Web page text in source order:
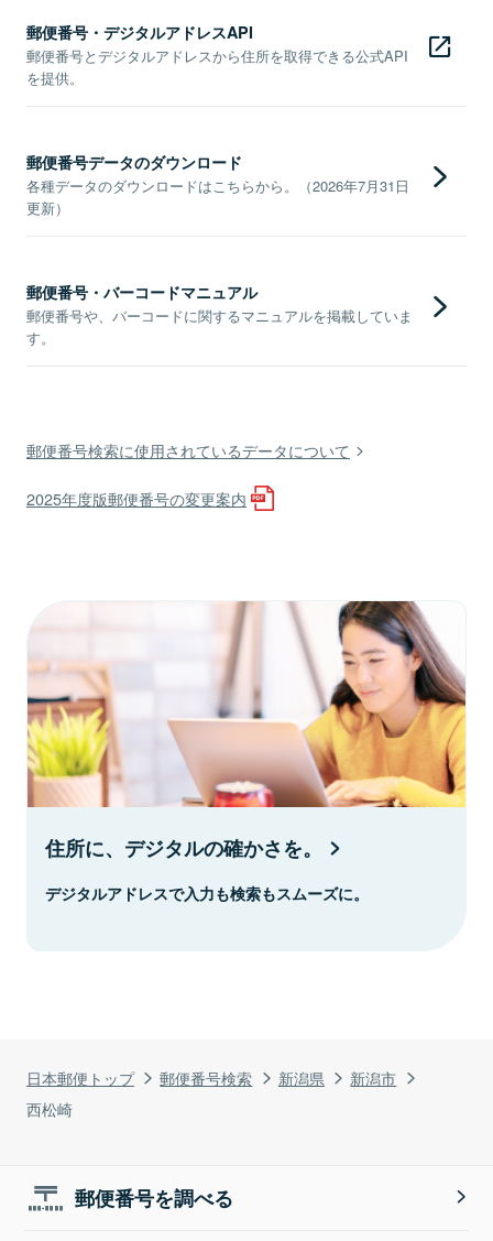
日本郵便トップ 郵便番号検索 新潟県
新潟市
西松崎
郵便番号・デジタルアドレスAPI
郵便番号とデジタルアドレスから住所を取得できる公式API
を提供。
郵便番号データのダウンロード
各種データのダウンロードはこちらから。（2026年7月31日
更新）
郵便番号・バーコードマニュアル
郵便番号や、バーコードに関するマニュアルを掲載していま
す。
郵便番号検索に使用されているデータについて
2025年度版郵便番号の変更案内
住所に、デジタルの確かさを。
デジタルアドレスで入力も検索もスムーズに。
郵便番号を調べる